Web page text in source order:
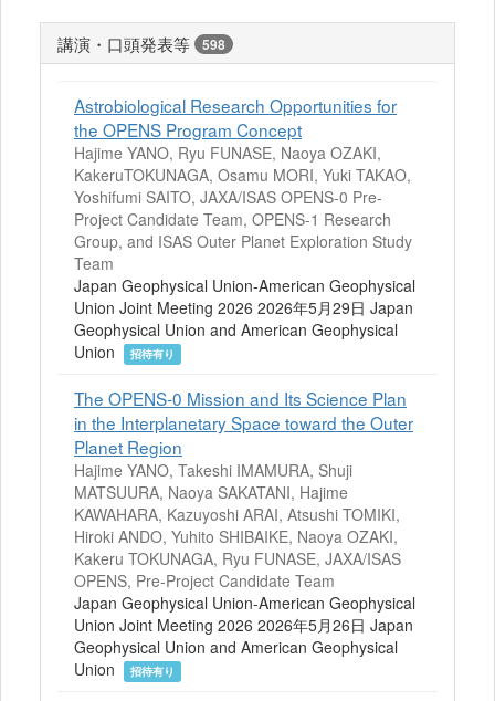
講演・口頭発表等 598
Astrobiological Research Opportunities for
the OPENS Program Concept
Hajime YANO, Ryu FUNASE, Naoya OZAKI,
KakeruTOKUNAGA, Osamu MORI, Yuki TAKAO,
Yoshifumi SAITO, JAXA/ISAS OPENS-0 Pre-
Project Candidate Team, OPENS-1 Research
Group, and ISAS Outer Planet Exploration Study
Team
Japan Geophysical Union-American Geophysical
Union Joint Meeting 2026 2026年5月29日 Japan
Geophysical Union and American Geophysical
Union
招待有り
The OPENS-0 Mission and Its Science Plan
in the Interplanetary Space toward the Outer
Planet Region
Hajime YANO, Takeshi IMAMURA, Shuji
MATSUURA, Naoya SAKATANI, Hajime
KAWAHARA, Kazuyoshi ARAI, Atsushi TOMIKI,
Hiroki ANDO, Yuhito SHIBAIKE, Naoya OZAKI,
Kakeru TOKUNAGA, Ryu FUNASE, JAXA/ISAS
OPENS, Pre-Project Candidate Team
Japan Geophysical Union-American Geophysical
Union Joint Meeting 2026 2026年5月26日 Japan
Geophysical Union and American Geophysical
Union
招待有り